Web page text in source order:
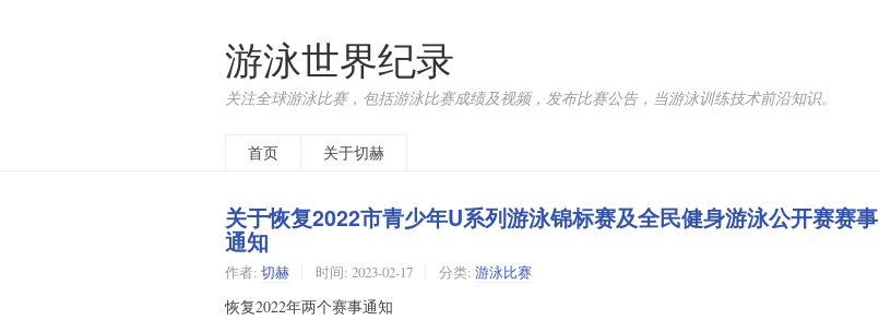
游泳世界纪录
关注全球游泳比赛，包括游泳比赛成绩及视频，发布比赛公告，当游泳训练技术前沿知识。
首页
关于切赫
关于恢复2022市青少年U系列游泳锦标赛及全民健身游泳公开赛赛事
通知
作者: 切赫 时间: 2023-02-17 分类: 游泳比赛
恢复2022年两个赛事通知